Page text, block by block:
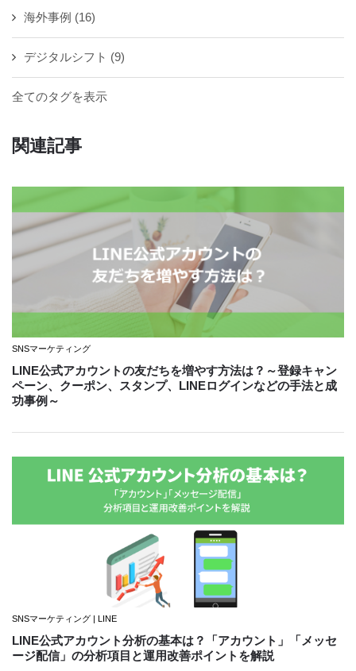
海外事例 (16)
デジタルシフト (9)
全てのタグを表示
関連記事
SNSマーケティング
LINE公式アカウントの友だちを増やす方法は？～登録キャン
ペーン、クーポン、スタンプ、LINEログインなどの手法と成
功事例～
SNSマーケティング | LINE
LINE公式アカウント分析の基本は？「アカウント」「メッセ
ージ配信」の分析項目と運用改善ポイントを解説